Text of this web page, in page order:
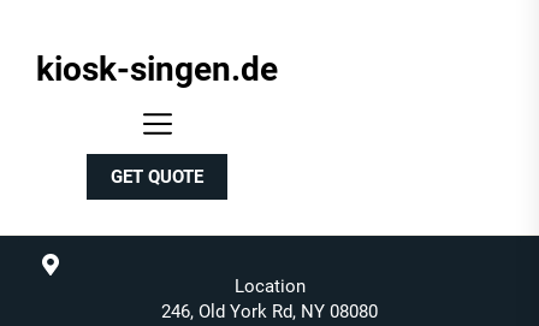
kiosk-
kiosk-singen.de
GET QUOTE
Location
246, Old York Rd, NY 08080